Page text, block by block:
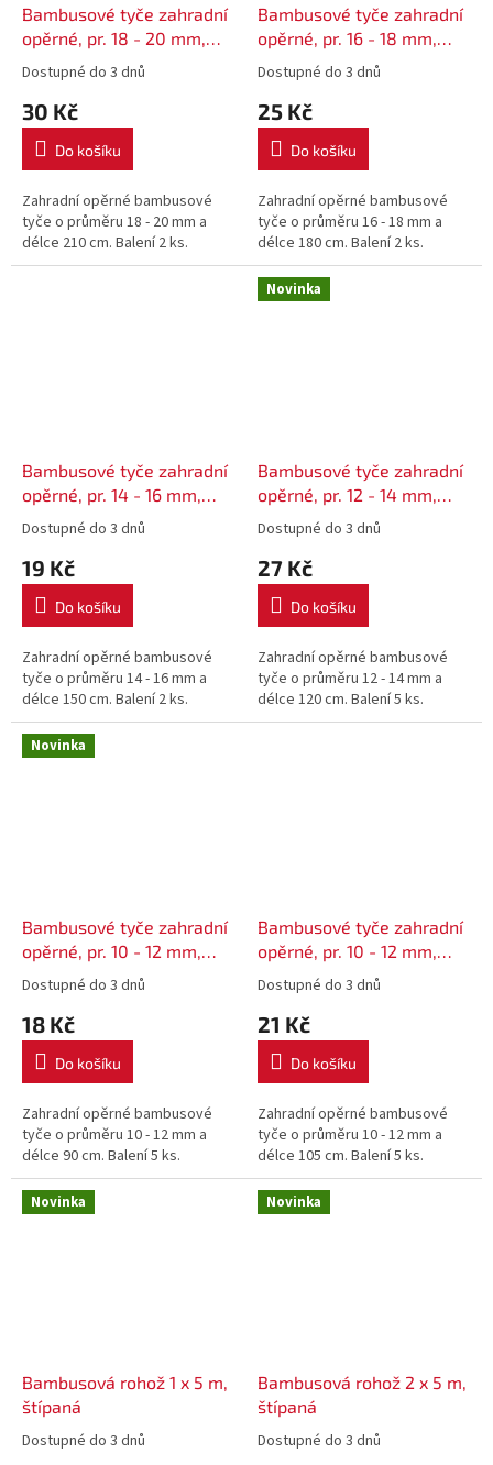
Bambusové tyče zahradní
opěrné, pr. 18 - 20 mm,
délka 210 cm - 2 ks
Dostupné do 3 dnů
30 Kč
Do košíku
Zahradní opěrné bambusové
tyče o průměru 18 - 20 mm a
délce 210 cm. Balení 2 ks.
Bambusové tyče zahradní
opěrné, pr. 16 - 18 mm,
délka 180 cm - 2 ks
Dostupné do 3 dnů
25 Kč
Do košíku
Zahradní opěrné bambusové
tyče o průměru 16 - 18 mm a
délce 180 cm. Balení 2 ks.
Bambusové tyče zahradní
opěrné, pr. 14 - 16 mm,
délka 150 cm - 2 ks
Dostupné do 3 dnů
19 Kč
Do košíku
Zahradní opěrné bambusové
tyče o průměru 14 - 16 mm a
délce 150 cm. Balení 2 ks.
Novinka
Bambusové tyče zahradní
opěrné, pr. 12 - 14 mm,
délka 120 cm - 5 ks
Dostupné do 3 dnů
27 Kč
Do košíku
Zahradní opěrné bambusové
tyče o průměru 12 - 14 mm a
délce 120 cm. Balení 5 ks.
Novinka
Bambusové tyče zahradní
opěrné, pr. 10 - 12 mm,
délka 90 cm - 5 ks
Dostupné do 3 dnů
18 Kč
Do košíku
Zahradní opěrné bambusové
tyče o průměru 10 - 12 mm a
délce 90 cm. Balení 5 ks.
Bambusové tyče zahradní
opěrné, pr. 10 - 12 mm,
délka 105 cm - 5 ks
Dostupné do 3 dnů
21 Kč
Do košíku
Zahradní opěrné bambusové
tyče o průměru 10 - 12 mm a
délce 105 cm. Balení 5 ks.
Novinka
Bambusová rohož 1 x 5 m,
štípaná
Dostupné do 3 dnů
Novinka
Bambusová rohož 2 x 5 m,
štípaná
Dostupné do 3 dnů